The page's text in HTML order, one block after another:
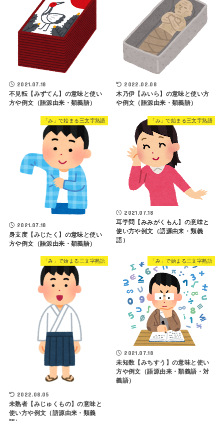
2021.07.18
不見転【みずてん】の意味と使い
方や例文（語源由来・類義語）
2022.02.08
木乃伊【みいら】の意味と使い方
や例文（語源由来・類義語）
「み」で始まる三文字熟語
2021.07.18
身支度【みじたく】の意味と使い
方や例文（語源由来・類義語）
「み」で始まる三文字熟語
2021.07.18
耳学問【みみがくもん】の意味と
使い方や例文（語源由来・類義
語）
「み」で始まる三文字熟語
2022.08.05
未熟者【みじゅくもの】の意味と
使い方や例文（語源由来・類義
「み」で始まる三文字熟語
2021.07.18
未知数【みちすう】の意味と使い
方や例文（語源由来・類義語・対
義語）